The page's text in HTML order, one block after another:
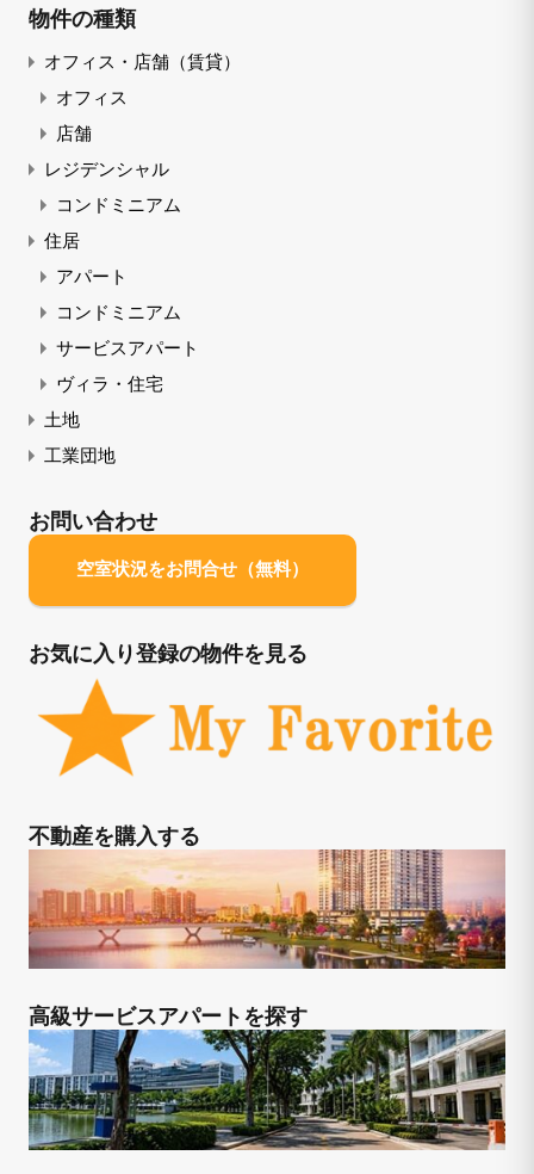
物件の種類
オフィス・店舗（賃貸）
オフィス
店舗
レジデンシャル
コンドミニアム
住居
アパート
コンドミニアム
サービスアパート
ヴィラ・住宅
土地
工業団地
お問い合わせ
空室状況をお問合せ（無料）
お気に入り登録の物件を見る
不動産を購入する
高級サービスアパートを探す